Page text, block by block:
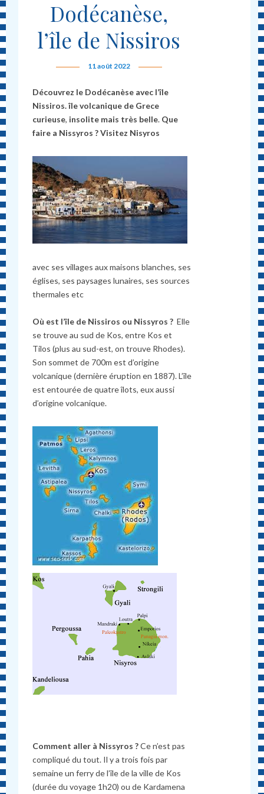
Dodécanèse,
l’île de Nissiros
11 août 2022
Découvrez le Dodécanèse avec l’île
Nissiros. île volcanique de Grece
curieuse, insolite mais très belle. Que
faire a Nissyros ?Visitez Nisyros
avec ses villages aux maisons blanches, ses
églises, ses paysages lunaires, ses sources
thermales etc
Où est l’île de Nissiros ou Nissyros ? Elle
se trouve au sud de Kos, entre Kos et
Tilos (plus au sud-est, on trouve Rhodes).
Son sommet de 700m est d’origine
volcanique (dernière éruption en 1887). L’île
est entourée de quatre îlots, eux aussi
d’origine volcanique.
Comment aller à Nissyros ?Ce n’est pas
compliqué du tout. Il y a trois fois par
semaine un ferry de l’île de la ville de Kos
(durée du voyage 1h20) ou de Kardamena